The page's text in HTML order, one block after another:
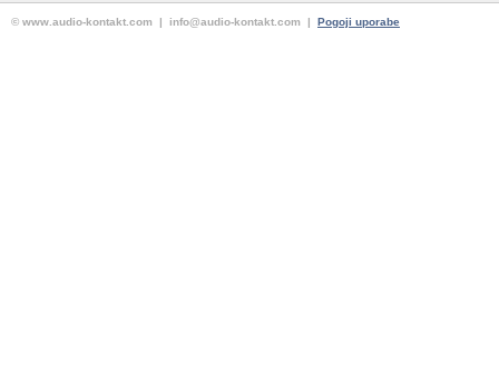
© www.audio-kontakt.com | info@audio-kontakt.com | Pogoji uporabe